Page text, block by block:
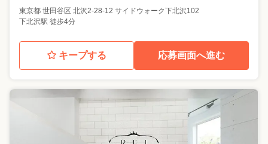
東京都 世田谷区 北沢2-28-12 サイドウォーク下北沢102
下北沢駅 徒歩4分
キープする 応募画面へ進む